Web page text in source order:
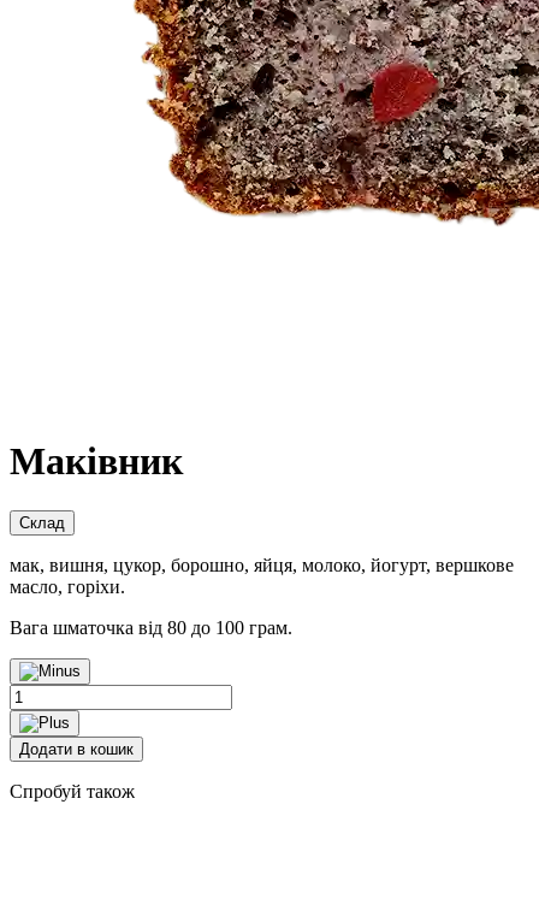
Маківник
Склад
мак, вишня, цукор, борошно, яйця, молоко, йогурт, вершкове
масло, горіхи.
Вага шматочка від 80 до 100 грам.
Маківник
quantity
Додати в кошик
Cпробуй також